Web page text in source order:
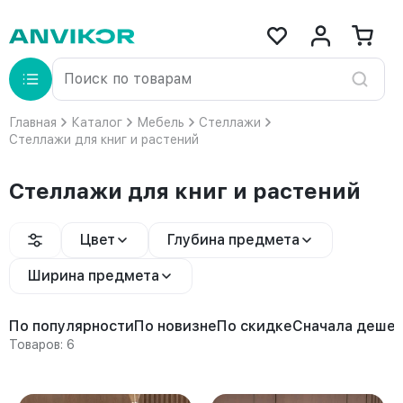
Главная Каталог Мебель
Стеллажи
Стеллажи для книг и растений
Стеллажи для книг и растений
Цвет Глубина предмета
Ширина предмета
По популярностиПо новизнеПо скидкеСначала
Товаров: 6